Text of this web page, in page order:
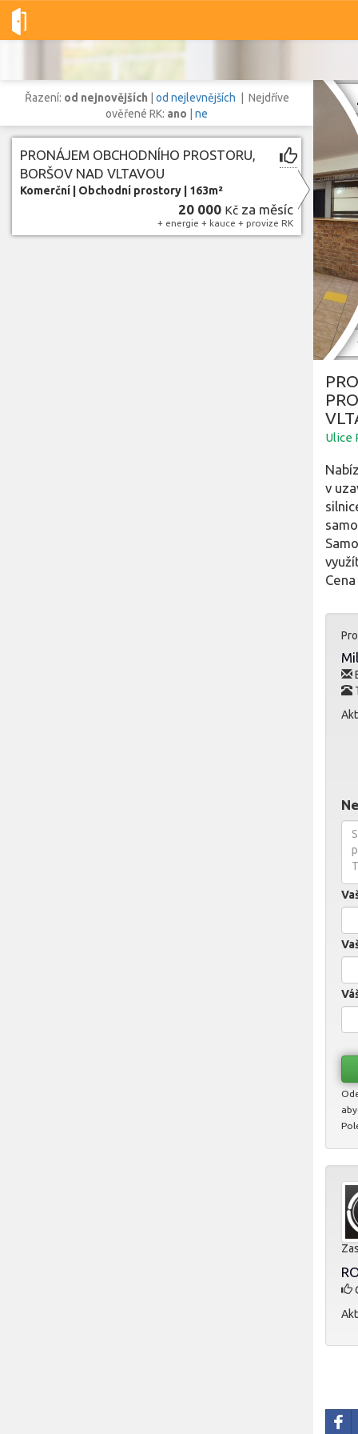
Dobré-nemovitosti.cz obec Boršov nad Vltavou, okres České
Vše Pozemky
Lokalita
obec Boršov nad Vltavou,okres České Budějovice, Jihočeský kraj
Lokalita
Řazení: od nejnovějších od nejlevnějších | Nejdříve
ověřené RK: ano ne
PRONÁJEM OBCHODNÍHO PROSTORU,
BORŠOV NAD VLTAVOU
Komerční Obchodní prostory 163m²
20 000 Kč za měsíc
+ energie + kauce + provize RK
Ulice
v